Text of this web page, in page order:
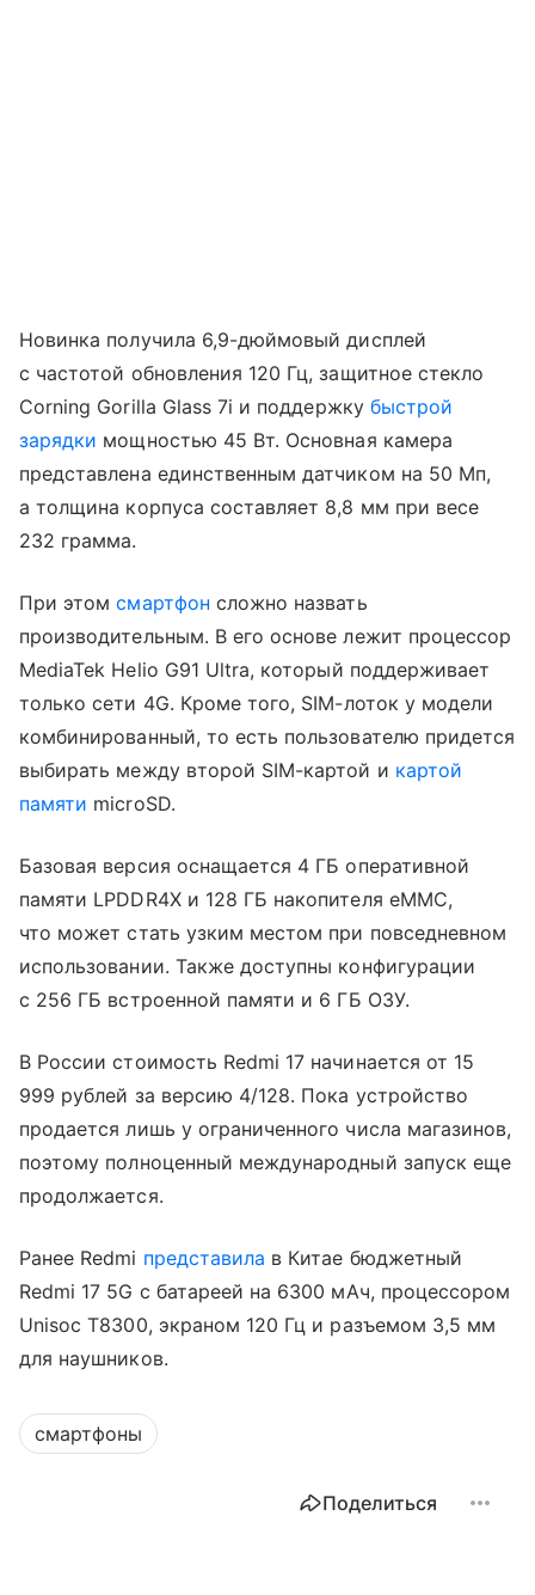
Новинка получила 6,9-дюймовый дисплей
с частотой обновления 120 Гц, защитное стекло
Corning Gorilla Glass 7i и поддержку быстрой
зарядки мощностью 45 Вт. Основная камера
представлена единственным датчиком на 50 Мп,
а толщина корпуса составляет 8,8 мм при весе
232 грамма.
При этомсмартфон сложно назвать
производительным. В его основе лежит процессор
MediaTek Helio G91 Ultra, который поддерживает
только сети 4G. Кроме того, SIM-лоток у модели
комбинированный, то есть пользователю придется
выбирать между второй SIM-картой и картой
памяти microSD.
Базовая версия оснащается 4 ГБ оперативной
памяти LPDDR4X и 128 ГБ накопителя eMMC,
что может стать узким местом при повседневном
использовании. Также доступны конфигурации
с 256 ГБ встроенной памяти и 6 ГБ ОЗУ.
В России стоимость Redmi 17 начинается от 15
999 рублей за версию 4/128. Пока устройство
продается лишь у ограниченного числа магазинов,
поэтому полноценный международный запуск еще
продолжается.
Ранее Redmi представила в Китае бюджетный
Redmi 17 5G с батареей на 6300 мАч, процессором
Unisoc T8300, экраном 120 Гц и разъемом 3,5 мм
для наушников.
смартфоны
Поделиться